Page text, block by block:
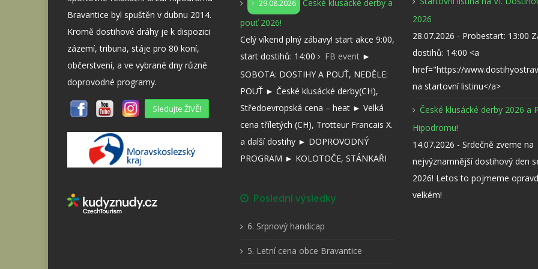
Bravantice byl spuštěn v dubnu 2014.
Kromě dostihové dráhy je k dispozici
zázemí, tribuna, stáje pro 80 koní,
občerstvení, a ve vybrané dny různé
doprovodné programy.
Sledujte ŽIVĚ!
29.08.2026
České klusácké derby a
pouť 2026!
Celý víkend plný zábavy! start akce 9:00,
start dostihů: 14:00
FB event►
SOBOTA: DOSTIHY A POUŤ, NEDĚLE:
POUŤ ► České klusácké derby(CH),
Středoevropská cena – heat ► Velká
cena tříletých (CH), Trotteur Francais X.
a další dostihy ► DOPROVODNÝ
PROGRAM ► KOLOTOČE, STÁNKAŘI
Poslední výsledky
6. Srpnový handicap
5. Letní cena obce Bravantice
2026
28.07.2026 - Probestart: 13:00
dostihů: 14:00 <a
href="https://
na startovní listinu</a>
České klusácké derby 2026 a
Hipodromu!
14.07.2026 - Srdečně zveme na
nejvýznamnější dostihový den
2026! Letos to pojmeme
velkém!